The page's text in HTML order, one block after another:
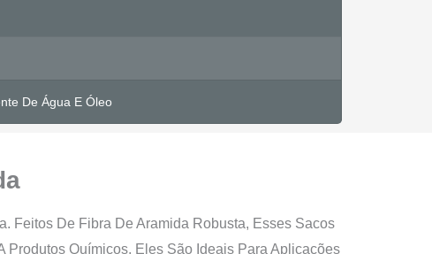
De Água E Óleo
Feitos De Fibra De Aramida Robusta, Esses Sacos
Químicos, Eles São Ideais Para Aplicações